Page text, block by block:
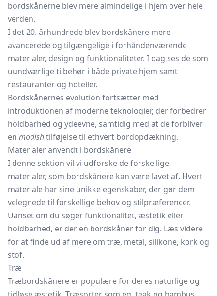
bordskånerne blev mere almindelige i hjem over hele
verden.
I det 20. århundrede blev bordskånere mere
avancerede og tilgængelige i forhåndenværende
materialer, design og funktionaliteter. I dag ses de som
uundværlige tilbehør i både private hjem samt
restauranter og hoteller.
Bordskånernes evolution fortsætter med
introduktionen af moderne teknologier, der forbedrer
holdbarhed og ydeevne, samtidig med at de forbliver
en modishtilføjelse til ethvert bordopdækning.
Materialer anvendt i bordskånere
I denne sektion vil vi udforske de forskellige
materialer, som bordskånere kan være lavet af. Hvert
materiale har sine unikke egenskaber, der gør dem
velegnede til forskellige behov og stilpræferencer.
Uanset om du søger funktionalitet, æstetik eller
holdbarhed, er der en bordskåner for dig. Læs videre
for at finde ud af mere om træ, metal, silikone, kork og
stof.
Træ
Træbordskånere er populære for deres naturlige og